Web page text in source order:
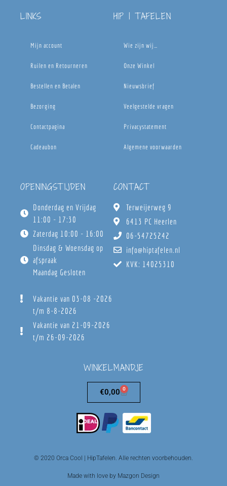
LINKS
Mijn account
Ruilen en Retourneren
Bestellen en Betalen
Bezorging
Contactpagina
Cadeaubon
HIP | TAFELEN
Wie zijn wij…
Onze Winkel
Nieuwsbrief
Veelgestelde vragen
Privacystatement
Algemene voorwaarden
OPENINGSTIJDEN
Donderdag en Vrijdag
11:00 - 17:30
Zaterdag 10:00 - 16:00
Dinsdag & Woensdag op
afspraak
Maandag Gesloten
Vakantie van 03-08 -2026
t/m 8-8-2026
Vakantie van 21-09-2026
t/m 26-09-2026
CONTACT
Terweijerweg 9
6413 PC Heerlen
06-54725242
info@hiptafelen.nl
KVK: 14025310
WINKELMANDJE
€0,00 0
© 2020 Orca Cool | HipTafelen. Alle rechten voorbehouden.
Made with love by Mazgon Design